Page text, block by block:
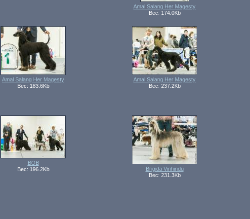
Amal Salang Her Magesty
Вес: 174.0Kb
Amal Salang Her Magesty
Вес: 183.6Kb
Amal Salang Her Magesty
Вес: 237.2Kb
BOB
Вес: 196.2Kb
Brigida Vinhindu
Вес: 231.3Kb